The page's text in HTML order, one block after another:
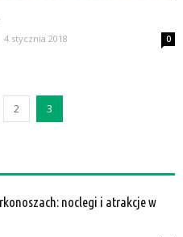
4 stycznia 2018 0
2 3
noclegi i atrakcje w